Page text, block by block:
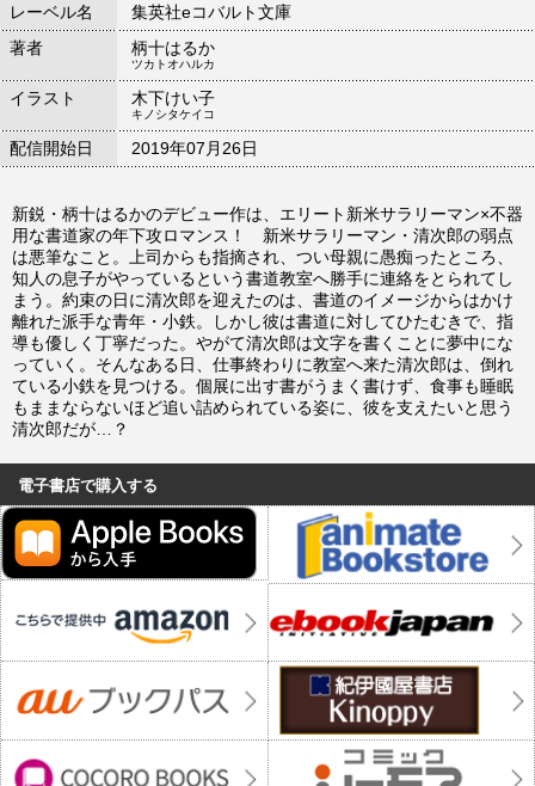
レーベル名
集英社eコバルト文庫
著者
柄十はるか
ツカトオハルカ
イラスト 木下けい子
キノシタケイコ
配信開始日 2019年07月26日
新鋭・柄十はるかのデビュー作は、エリート新米サラリーマン×不器
用な書道家の年下攻ロマンス！ 新米サラリーマン・清次郎の弱点
は悪筆なこと。上司からも指摘され、つい母親に愚痴ったところ、
知人の息子がやっているという書道教室へ勝手に連絡をとられてし
まう。約束の日に清次郎を迎えたのは、書道のイメージからはかけ
離れた派手な青年・小鉄。しかし彼は書道に対してひたむきで、指
導も優しく丁寧だった。やがて清次郎は文字を書くことに夢中にな
っていく。そんなある日、仕事終わりに教室へ来た清次郎は、倒れ
ている小鉄を見つける。個展に出す書がうまく書けず、食事も睡眠
もままならないほど追い詰められている姿に、彼を支えたいと思う
清次郎だが…？
電子書店で購入する